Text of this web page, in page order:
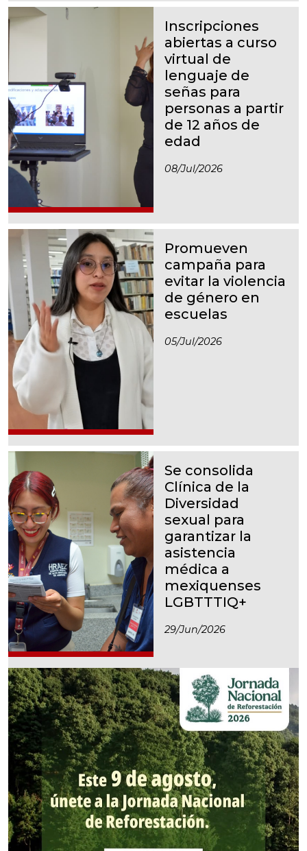
Inscripciones
abiertas a curso
virtual de
lenguaje de
señas para
personas a partir
de 12 años de
edad
08/jul/2026
Promueven
campaña para
evitar la violencia
de género en
escuelas
05/jul/2026
Se consolida
Clínica de la
Diversidad
sexual para
garantizar la
asistencia
médica a
mexiquenses
LGBTTTIQ+
29/jun/2026